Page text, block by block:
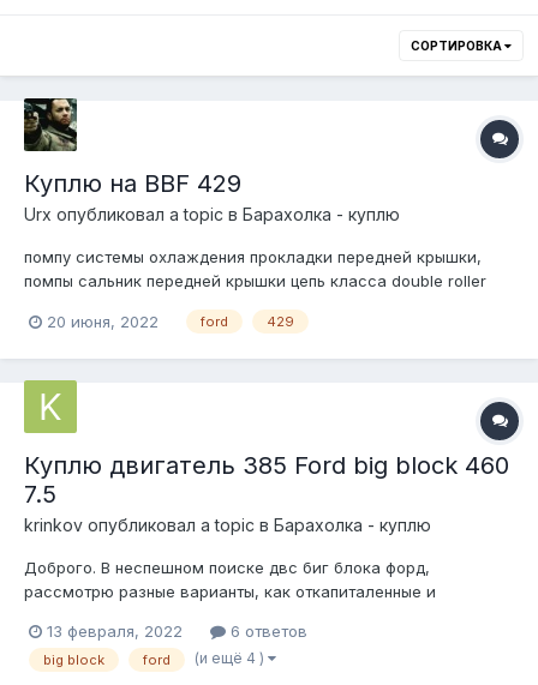
СОРТИРОВКА
Куплю на BBF 429
Urx опубликовал a topic в Барахолка - куплю
помпу системы охлаждения прокладки передней крышки,
помпы сальник передней крышки цепь класса double roller
backing plate
20 июня, 2022 ford 429
Куплю двигатель 385 Ford big block 460
7.5
krinkov опубликовал a topic в Барахолка - куплю
Доброго. В неспешном поиске двс биг блока форд,
рассмотрю разные варианты, как откапиталенные и
блок с шпг, коленом, отдельно головы, впуск и т.д. Интересен
как карб, так и инжектор. Ford Thunderbird (1972-1976),
13 февраля, 2022 6 ответов
big block ford (и ещё 4 )